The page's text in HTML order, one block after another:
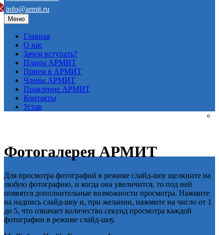
info@armit.ru
Меню
Главная
О нас
Зачем вступать?
Планы АРМИТ
Прием в АРМИТ
Члены АРМИТ
Правление АРМИТ
Контакты
Устав
Фотогалерея АРМИТ
Для просмотра фотографий в режиме слайд-шоу щелкните на
любую фотографию, и когда она увеличится, то под ней
появятся дополнительные возможности просмотра. Нажмите
на надпись слайд-шоу и, при желании, нажмите на число от 1
до 5, что означает количество секунд просмотра каждой
фотографии в режиме слайд-шоу.